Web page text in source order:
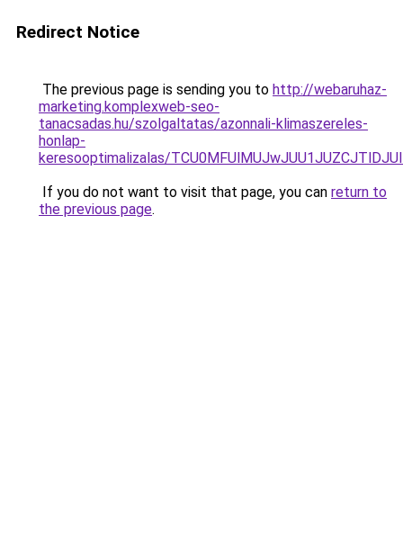
Redirect Notice
The previous page is sending you to http://webaruhaz-
marketing.komplexweb-seo-
tanacsadas.hu/szolgaltatas/azonnali-klimaszereles-
honlap-
keresooptimalizalas/
If you do not want to visit that page, you can return to
the previous page.